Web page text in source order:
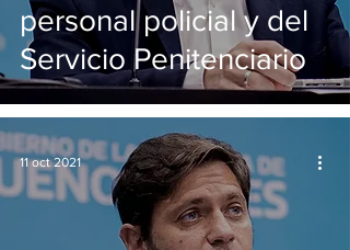
personal policial y del
Servicio Penitenciario
11 oct 2021